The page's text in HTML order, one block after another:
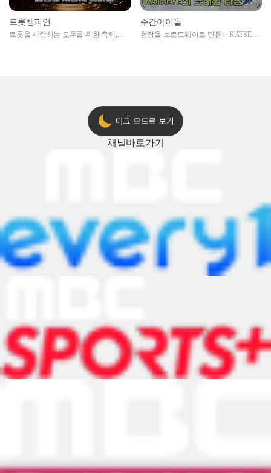
트롯챔피언
트롯을 사랑하는 모두를 위한 축제,
주간아이돌
현장을 브로드웨이로 만든✨ KATSEYE
다크 모드로 보기
채널바로가기